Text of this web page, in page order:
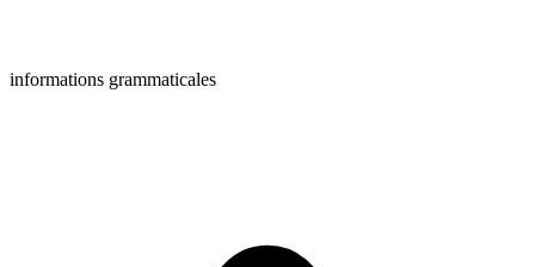
informations grammaticales